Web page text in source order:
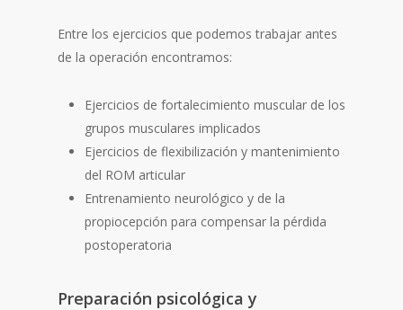
Entre los ejercicios que podemos trabajar antes
de la operación encontramos:
Ejercicios de fortalecimiento muscular de los
grupos musculares implicados
Ejercicios de flexibilización y mantenimiento
del ROM articular
Entrenamiento neurológico y de la
propiocepción para compensar la pérdida
postoperatoria
Preparación psicológica y